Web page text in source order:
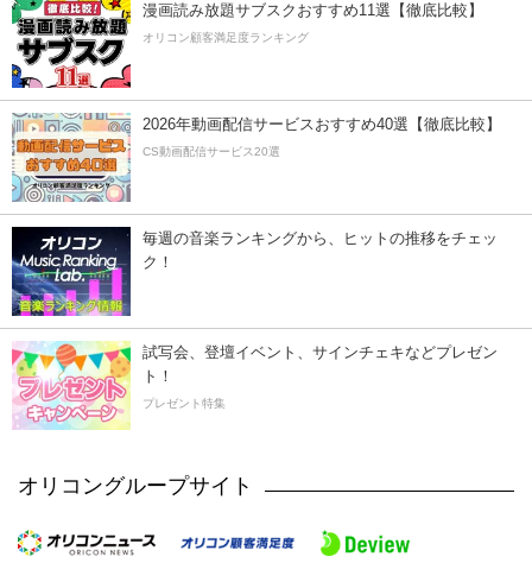
漫画読み放題サブスクおすすめ11選【徹底比較】
オリコン顧客満足度ランキング
2026年動画配信サービスおすすめ40選【徹底比較】
CS動画配信サービス20選
毎週の音楽ランキングから、ヒットの推移をチェッ
ク！
試写会、登壇イベント、サインチェキなどプレゼン
ト！
プレゼント特集
オリコングループサイト